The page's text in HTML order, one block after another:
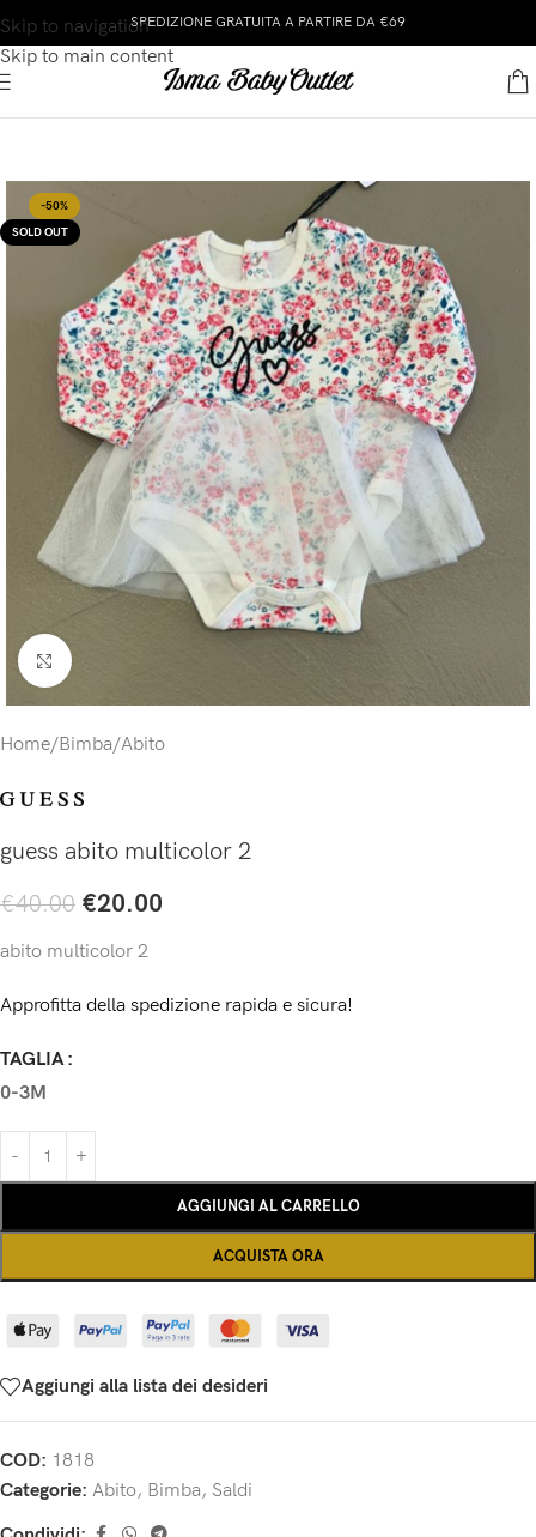
Skip to navigation
Skip to main content
SPEDIZIONE GRATUITA A PARTIRE DA €69
-50%
SOLD OUT
Click to enlarge
Home/Bimba/Abito
guess abito multicolor 2
€40.00 €20.00
abito multicolor 2
Approfitta della spedizione rapida e sicura!
TAGLIA
0-3M
AGGIUNGI AL CARRELLO
ACQUISTA ORA
Aggiungi alla lista dei desideri
COD: 1818
Categorie: Abito, Bimba, Saldi